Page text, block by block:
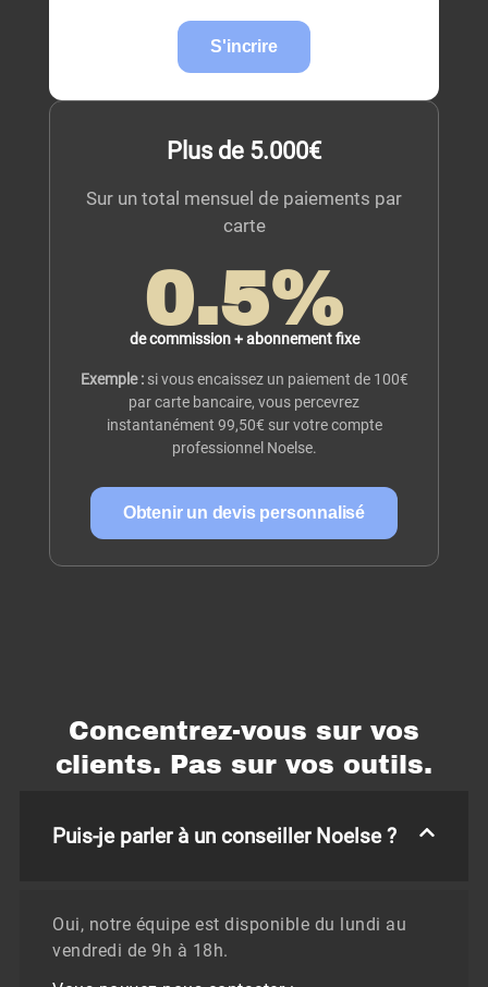
S'incrire
Plus de 5.000€
Sur un total mensuel de paiements par
carte
de commission + abonnement fixe
0.5%
Exemple :si vous encaissez un paiement de 100€
par carte bancaire, vous percevrez
instantanément 99,50€ sur votre compte
professionnel Noelse.
Obtenir un devis personnalisé
Concentrez-vous sur vos
clients. Pas sur vos outils.
Puis-je parler à un conseiller Noelse ?
Oui, notre équipe est disponible du lundi au
vendredi de 9h à 18h.